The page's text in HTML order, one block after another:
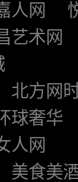
人网
艺术网
北方网
球奢华
人网
美食美